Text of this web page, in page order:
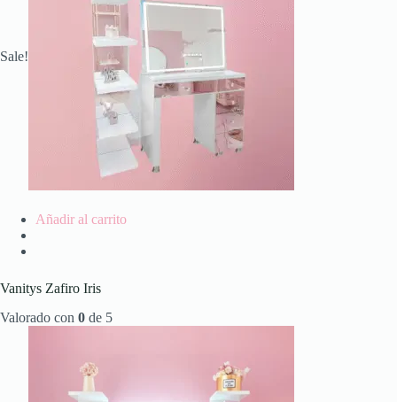
Sale!
Añadir al carrito
Vanitys Zafiro Iris
Valorado con 0 de 5